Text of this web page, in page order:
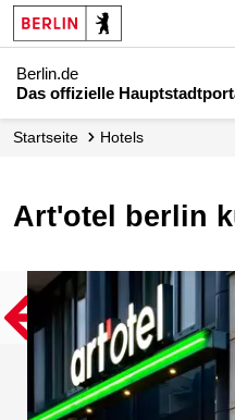
Berlin.de
Das offizielle
Startseite Hotels
art'otel berlin